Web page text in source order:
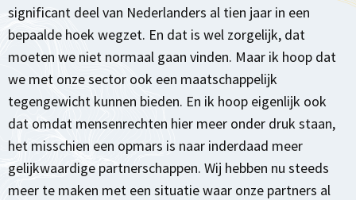
significant deel van Nederlanders al tien jaar in een
bepaalde hoek wegzet. En dat is wel zorgelijk, dat
moeten we niet normaal gaan vinden. Maar ik hoop dat
we met onze sector ook een maatschappelijk
tegengewicht kunnen bieden. En ik hoop eigenlijk ook
dat omdat mensenrechten hier meer onder druk staan,
het misschien een opmars is naar inderdaad meer
gelijkwaardige partnerschappen. Wij hebben nu steeds
meer te maken met een situatie waar onze partners al